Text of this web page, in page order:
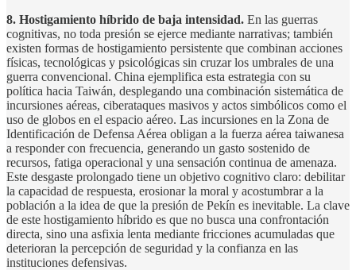
8. Hostigamiento híbrido de baja intensidad. En las guerras
cognitivas, no toda presión se ejerce mediante narrativas; también
existen formas de hostigamiento persistente que combinan acciones
físicas, tecnológicas y psicológicas sin cruzar los umbrales de una
guerra convencional. China ejemplifica esta estrategia con su
política hacia Taiwán, desplegando una combinación sistemática de
incursiones aéreas, ciberataques masivos y actos simbólicos como el
uso de globos en el espacio aéreo. Las incursiones en la Zona de
Identificación de Defensa Aérea obligan a la fuerza aérea taiwanesa
a responder con frecuencia, generando un gasto sostenido de
recursos, fatiga operacional y una sensación continua de amenaza.
Este desgaste prolongado tiene un objetivo cognitivo claro: debilitar
la capacidad de respuesta, erosionar la moral y acostumbrar a la
población a la idea de que la presión de Pekín es inevitable. La clave
de este hostigamiento híbrido es que no busca una confrontación
directa, sino una asfixia lenta mediante fricciones acumuladas que
deterioran la percepción de seguridad y la confianza en las
instituciones defensivas.